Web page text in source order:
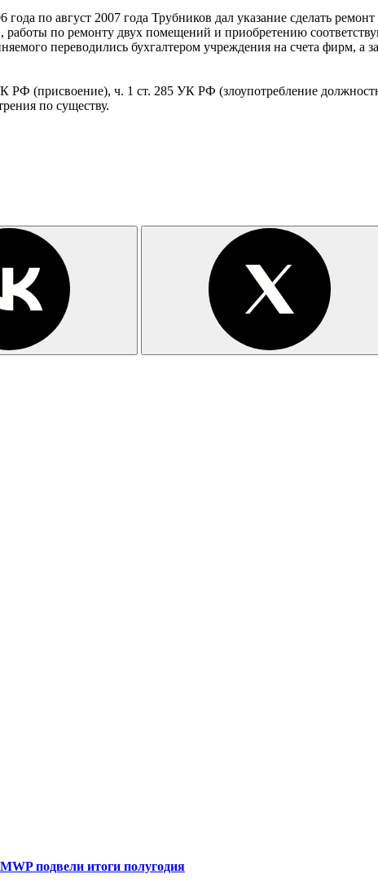
по август 2007 года Трубников дал указание сделать
по ремонту двух помещений и приобретению
переводились бухгалтером учреждения на счета фирм, а
РФ (присвоение), ч. 1 ст. 285 УК РФ (злоупотребление
по существу.
подвели итоги полугодия